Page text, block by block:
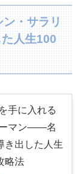
・サラリ
人生100
手に入れる
マン――名
き出した人生
略法